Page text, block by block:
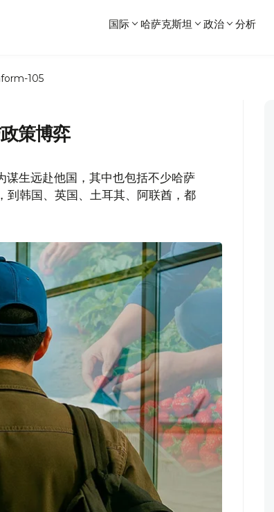
国际 哈萨克斯坦 政治 分析
105
策博弈
谋生远赴他国，其中也包括不少哈萨
到韩国、英国、土耳其、阿联酋，都